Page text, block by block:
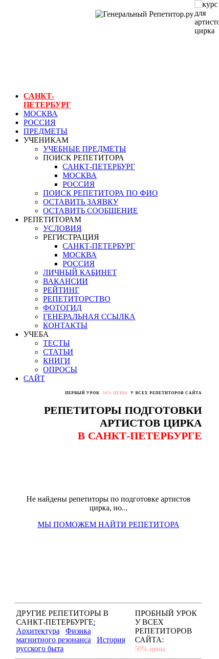
САНКТ-
ПЕТЕРБУРГ
МОСКВА
РОССИЯ
ПРЕДМЕТЫ
УЧЕНИКАМ
УЧЕБНЫЕ ПРЕДМЕТЫ
ПОИСК РЕПЕТИТОРА
САНКТ-ПЕТЕРБУРГ
МОСКВА
РОССИЯ
ПОИСК РЕПЕТИТОРА ПО ФИО
ОСТАВИТЬ ЗАЯВКУ
ОСТАВИТЬ СООБЩЕНИЕ
РЕПЕТИТОРАМ
УСЛОВИЯ
РЕГИСТРАЦИЯ
САНКТ-ПЕТЕРБУРГ
МОСКВА
РОССИЯ
ЛИЧНЫЙ КАБИНЕТ
ВАКАНСИИ
РЕЙТИНГ
РЕПЕТИТОРСТВО
ФОТОГИД
ГЕНЕРАЛЬНАЯ ССЫЛКА
КОНТАКТЫ
УЧЕБА
ТЕСТЫ
СТАТЬИ
КНИГИ
ОПРОСЫ
САЙТ
ПЕРВЫЙ УРОК 50% ЦЕНЫ У ВСЕХ РЕПЕТИТОРОВ САЙТА
РЕПЕТИТОРЫ ПОДГОТОВКИ
АРТИСТОВ ЦИРКА
В САНКТ-ПЕТЕРБУРГЕ
Не найдены репетиторы по подготовке артистов
цирка, но...
МЫ ПОМОЖЕМ НАЙТИ РЕПЕТИТОРА
ДРУГИЕ РЕПЕТИТОРЫ В
САНКТ-ПЕТЕРБУРГЕ:
Архитектура
Физика
магнитного резонанса
История
русского быта
ПРОБНЫЙ УРОК
У ВСЕХ
РЕПЕТИТОРОВ
САЙТА:
50% цены